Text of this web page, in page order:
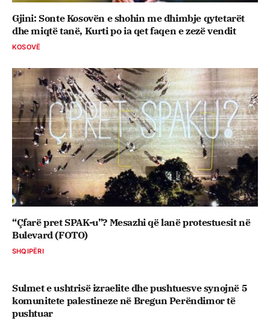
Gjini: Sonte Kosovën e shohin me dhimbje qytetarët
dhe miqtë tanë, Kurti po ia qet faqen e zezë vendit
KOSOVË
“Çfarë pret SPAK-u”? Mesazhi që lanë protestuesit në
Bulevard (FOTO)
SHQIPËRI
Sulmet e ushtrisë izraelite dhe pushtuesve synojnë 5
komunitete palestineze në Bregun Perëndimor të
pushtuar